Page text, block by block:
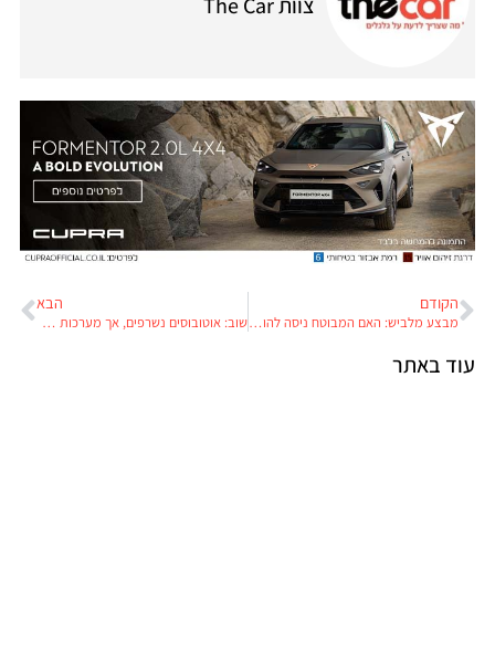
צוות The Car
הקודם
מבצע מלביש: האם המבוטח ניסה להוסיף ממיר מקולקל לנזקי התאונה?
הבא
שוב: אוטובוסים נשרפים, אך מערכות כיבוי יותקנו רק ב-2016
עוד באתר